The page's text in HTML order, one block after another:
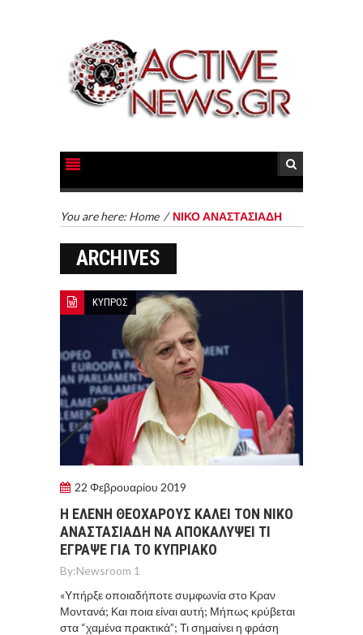
You are here: Home / ΝΙΚΟ ΑΝΑΣΤΑΣΙΑΔΗ
ARCHIVES
ΚΥΠΡΟΣ
22 Φεβρουαρίου 2019
Η ΕΛΕΝΗ ΘΕΟΧΑΡΟΥΣ ΚΑΛΕΙ ΤΟΝ ΝΙΚΟ
ΑΝΑΣΤΑΣΙΑΔΗ ΝΑ ΑΠΟΚΑΛΥΨΕΙ ΤΙ
ΕΓΡΑΨΕ ΓΙΑ ΤΟ ΚΥΠΡΙΑΚΟ
By:Newsroom 1
«Υπήρξε οποιαδήποτε συμφωνία στο Κραν
Μοντανά; Και ποια είναι αυτή; Μήπως κρύβεται
στα “χαμένα πρακτικά”; Τι σημαίνει η φράση